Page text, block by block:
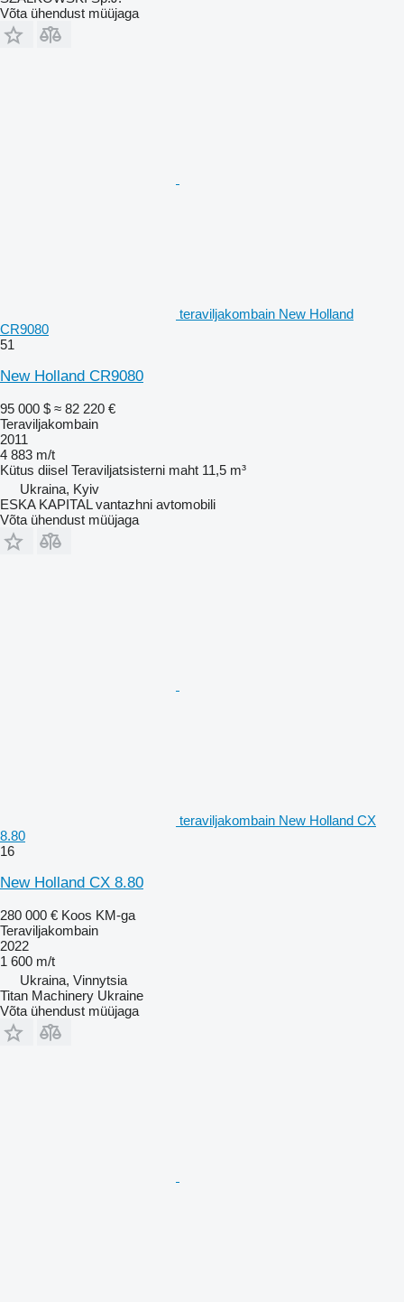
Võta ühendust müüjaga
teraviljakombain New Holland
CR9080
51
New Holland CR9080
95 000 $ ≈ 82 220 €
Teraviljakombain
2011
4 883 m/t
Kütus diisel Teraviljatsisterni maht 11,5 m³
Ukraina, Kyiv
ESKA KAPITAL vantazhni avtomobili
Võta ühendust müüjaga
teraviljakombain New Holland CX
8.80
16
New Holland CX 8.80
280 000 € Koos KM-ga
Teraviljakombain
2022
1 600 m/t
Ukraina, Vinnytsia
Titan Machinery Ukraine
Võta ühendust müüjaga